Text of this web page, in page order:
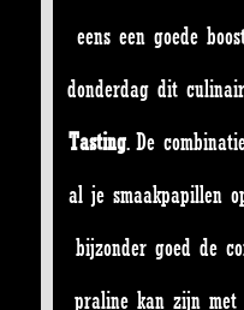
eens een goede
donderdag dit
Tasting. De
al je smaakpapillen
bijzonder goed de
praline kan zijn met